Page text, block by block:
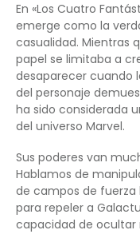
En «Los Cuatro
emerge como la
casualidad. Mientras
papel se limitaba a
desaparecer cuando
del personaje
ha sido considerada
del universo Marvel.
Sus poderes van
Hablamos de
de campos de
para repeler a
capacidad de ocultar